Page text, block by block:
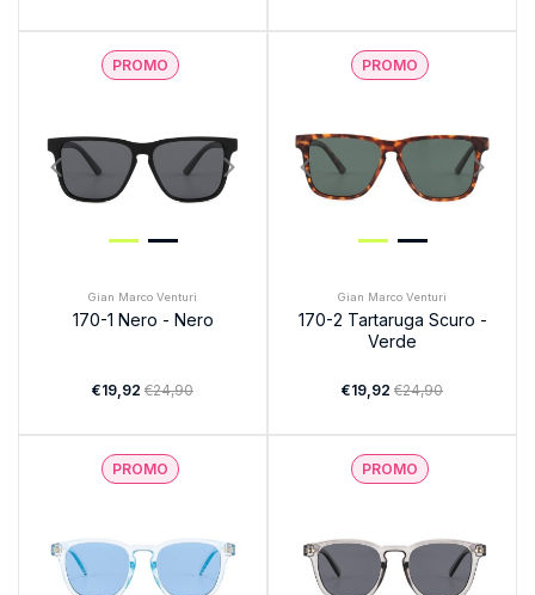
PROMO
Gian Marco Venturi
170-1 Nero - Nero
€19,92 €24,90
PROMO
Gian Marco Venturi
170-2 Tartaruga Scuro -
Verde
€19,92 €24,90
PROMO PROMO